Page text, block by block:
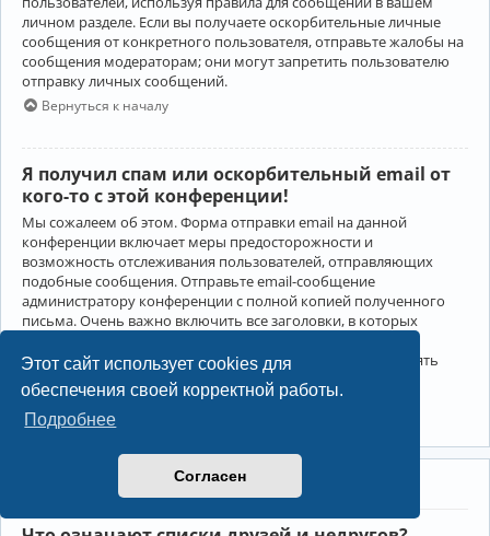
Этот сайт использует cookies для
обеспечения своей корректной работы.
Подробнее
Согласен
личном разделе. Если вы получаете оскорбительные личные
сообщения от конкретного пользователя, отправьте жалобы на
сообщения модераторам; они могут запретить пользователю
отправку личных сообщений.
Вернуться к началу
Я получил спам или оскорбительный email от
кого-то с этой конференции!
Мы сожалеем об этом. Форма отправки email на данной
конференции включает меры предосторожности и
возможность отслеживания пользователей, отправляющих
подобные сообщения. Отправьте email-сообщение
администратору конференции с полной копией полученного
письма. Очень важно включить все заголовки, в которых
Администратор конференции сможет в этом случае принять
меры.
Друзья и недруги